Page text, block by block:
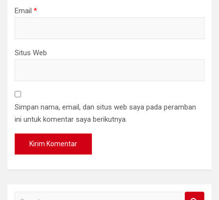
Email *
Situs Web
Simpan nama, email, dan situs web saya pada peramban
ini untuk komentar saya berikutnya.